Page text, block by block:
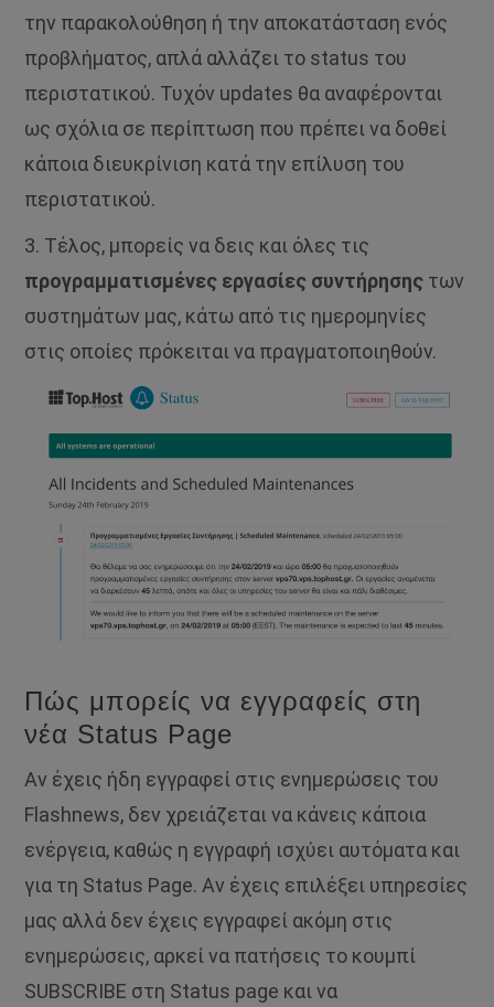
την παρακολούθηση ή την αποκατάσταση ενός
προβλήματος, απλά αλλάζει το status του
περιστατικού. Τυχόν updates θα αναφέρονται
ως σχόλια σε περίπτωση που πρέπει να δοθεί
κάποια διευκρίνιση κατά την επίλυση του
περιστατικού.
3. Τέλος, μπορείς να δεις και όλες τις
προγραμματισμένες εργασίες συντήρησηςτων
συστημάτων μας, κάτω από τις ημερομηνίες
στις οποίες πρόκειται να πραγματοποιηθούν.
Πώς μπορείς να εγγραφείς στη
νέα Status Page
Αν έχεις ήδη εγγραφεί στις ενημερώσεις του
Flashnews, δεν χρειάζεται να κάνεις κάποια
ενέργεια, καθώς η εγγραφή ισχύει αυτόματα και
για τη Status Page. Αν έχεις επιλέξει υπηρεσίες
μας αλλά δεν έχεις εγγραφεί ακόμη στις
ενημερώσεις, αρκεί να πατήσεις το κουμπί
SUBSCRIBE στη Status page και να